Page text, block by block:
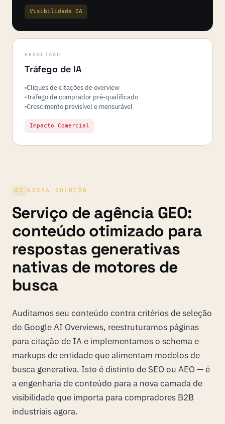
Visibilidade IA
RESULTADO
Tráfego de IA
Cliques de citações de overview
Tráfego de comprador pré-qualificado
Crescimento previsível e mensurável
Impacto Comercial
02 NOSSA SOLUÇÃO
Serviço de agência GEO:
conteúdo otimizado para
respostas generativas
nativas de motores de
busca
Auditamos seu conteúdo contra critérios de seleção
do Google AI Overviews, reestruturamos páginas
para citação de IA e implementamos o schema e
markups de entidade que alimentam modelos de
busca generativa. Isto é distinto de SEO ou AEO — é
a engenharia de conteúdo para a nova camada de
visibilidade que importa para compradores B2B
industriais agora.